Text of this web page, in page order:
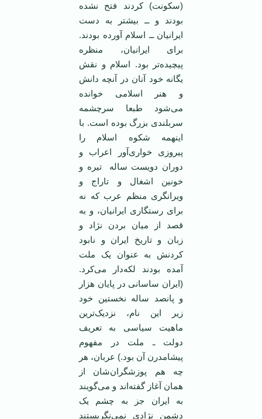
(سکونت) کردند فتح نشده
بودند و ــ بيشتر به دست
ايرانيان ــ اسلام آورده بودند.
برای ايرانيان، منظره
پيچيده‌تر بود. اسلام و نقش
يگانه خود آنان در آنچه دانش
و هنر اسلامی خوانده
می‌شود طبعا سرچشمه
سربلندی بزرگ بوده است. با
اينهمه شکوه اسلام را
پيروزی خواری‌آور اعراب و
دوران دويست ساله تيره و
خونين اشغال و تاراج و
ويرانگری منظم عرب که نه
برای رستگاری ايرانيان، و به
قصد از ميان بردن نژاد و
زبان و تاريخ ايران و نابود
کردنش به عنوان يک ملت
آمده بودند لکه‌دار می‌کرد.
(ايران ساسانی در پايان هزار
و پانصد ساله نخستين خود
زير اين نام، نزديک‌ترين
ماهيت سياسی به تعريف
دولت ـ ملت در مفهوم
پيشامدرن آن بود.) عربان، هر
چه هم پوزشگران‌شان از
همان آغاز گفته‌اند و می‌گويند
به ايران جز به چشم يک
دشمن نژادی نمی‌نگريستند